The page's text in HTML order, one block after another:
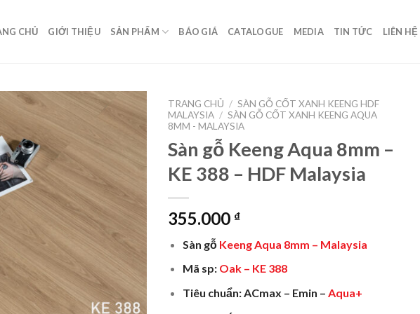
CHỦ GIỚI THIỆU SẢN PHẨM BÁO GIÁ CATALOGUE MEDIA TIN TỨC LIÊN HỆ
TRANG CHỦ / SÀN GỖ CỐT XANH KEENG HDF
MALAYSIA / SÀN GỖ CỐT XANH KEENG AQUA
8MM - MALAYSIA
Sàn gỗ Keeng Aqua 8mm –
KE 388 – HDF Malaysia
355.000 ₫
Sàn gỗ Keeng Aqua 8mm – Malaysia
Mã sp:Oak – KE 388
Tiêu chuẩn: ACmax – Emin – Aqua+